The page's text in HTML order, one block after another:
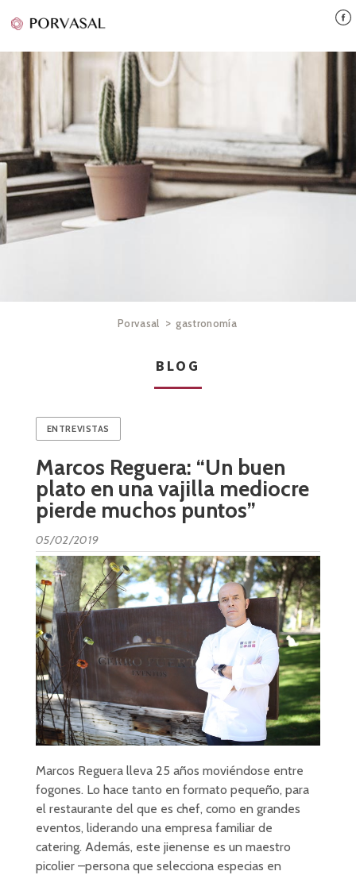
Porvasal > gastronomía
BLOG
ENTREVISTAS
Marcos Reguera: “Un buen
plato en una vajilla mediocre
pierde muchos puntos”
05/02/2019
Marcos Reguera lleva 25 años moviéndose entre
fogones. Lo hace tanto en formato pequeño, para
el restaurante del que es chef, como en grandes
eventos, liderando una empresa familiar de
catering. Además, este jienense es un maestro
picolier –persona que selecciona especias en